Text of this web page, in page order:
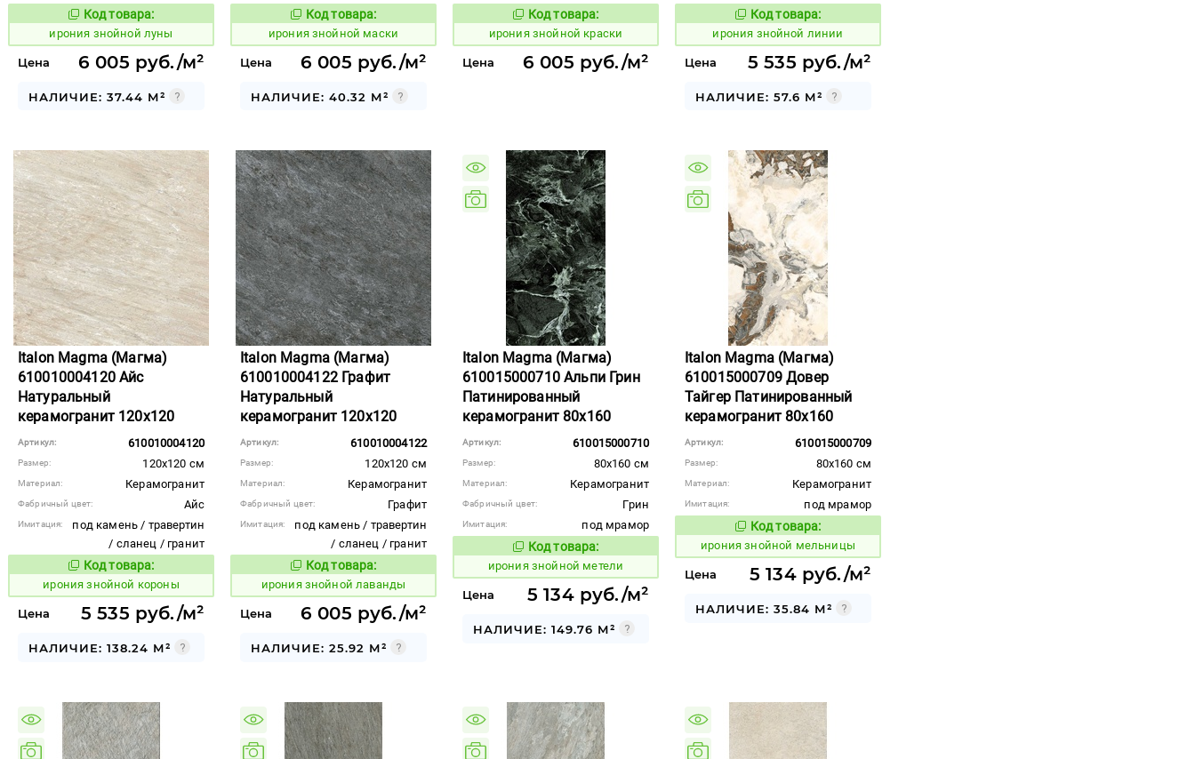
Код товара:
1097795Код товара:
ирония знойной луны
Цена 6 005 руб./м²
НАЛИЧИЕ: 37.44 М²
Код товара:
1097797Код товара:
ирония знойной маски
Цена 6 005 руб./м²
НАЛИЧИЕ: 40.32 М²
Код товара:
1097789Код товара:
ирония знойной краски
Цена 6 005 руб./м²
Код товара:
1097794Код товара:
ирония знойной линии
Цена 5 535 руб./м²
НАЛИЧИЕ: 57.6 М²
Italon Magma (Магма)
610010004120 Айс
Натуральный
керамогранит 120x120
Артикул: 610010004120
Размер: 120x120 см
Материал: Керамогранит
Фабричный цвет: Айс
Имитация:
под камень / травертин
/ сланец / гранит
Код товара:
1097788Код товара:
ирония знойной короны
Цена 5 535 руб./м²
НАЛИЧИЕ: 138.24 М²
Italon Magma (Магма)
610010004122 Графит
Натуральный
керамогранит 120x120
Артикул: 610010004122
Размер: 120x120 см
Материал: Керамогранит
Фабричный цвет: Графит
Имитация:
под камень / травертин
/ сланец / гранит
Код товара:
1097791Код товара:
ирония знойной лаванды
Цена 6 005 руб./м²
НАЛИЧИЕ: 25.92 М²
Italon Magma (Магма)
610015000710 Альпи Грин
Патинированный
керамогранит 80x160
Артикул: 610015000710
Размер: 80x160 см
Материал: Керамогранит
Фабричный цвет: Грин
Имитация:
под мрамор
Код товара:
1097800Код товара:
ирония знойной метели
Цена 5 134 руб./м²
НАЛИЧИЕ: 149.76 М²
Italon Magma (Магма)
610015000709 Довер
Тайгер Патинированный
керамогранит 80x160
Артикул: 610015000709
Размер: 80x160 см
Материал: Керамогранит
Имитация:
под мрамор
Код товара:
1097799Код товара:
ирония знойной мельницы
Цена 5 134 руб./м²
НАЛИЧИЕ: 35.84 М²